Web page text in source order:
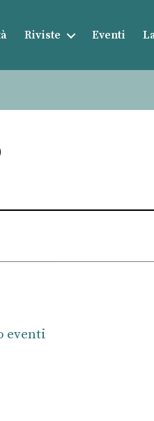
Riviste Eventi
eventi